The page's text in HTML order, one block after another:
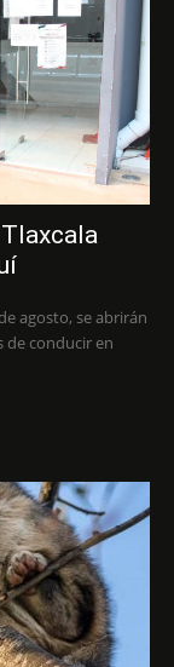
agosto, se abrirán
de conducir en